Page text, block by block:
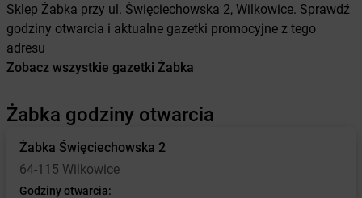
Sklep Żabka przy ul. Święciechowska 2, Wilkowice. Sprawdź
godziny otwarcia i aktualne gazetki promocyjne z tego
adresu
Zobacz wszystkie gazetki Żabka
Żabka godziny otwarcia
Żabka Święciechowska 2
64-115 Wilkowice
Godziny otwarcia: